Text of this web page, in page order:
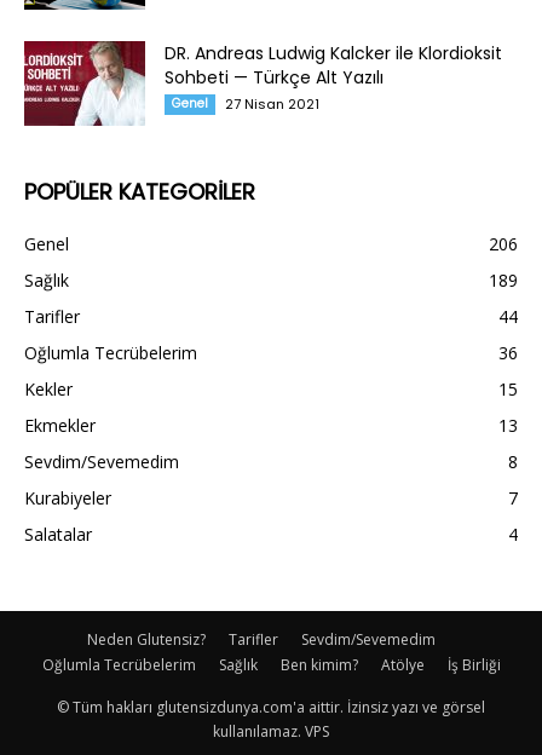
DR. Andreas Ludwig Kalcker ile Klordioksit
Sohbeti — Türkçe Alt Yazılı
Genel 27 Nisan 2021
POPÜLER KATEGORİLER
Genel
206
Sağlık
189
Tarifler
44
Oğlumla Tecrübelerim
36
Kekler
15
Ekmekler
13
Sevdim/Sevemedim
8
Kurabiyeler
7
Salatalar
4
Neden Glutensiz? Tarifler
Sevdim/Sevemedim
Oğlumla Tecrübelerim
Sağlık Ben kimim? Atölye İş Birliği
© Tüm hakları glutensizdunya.com'a aittir. İzinsiz yazı ve görsel
kullanılamaz. VPS